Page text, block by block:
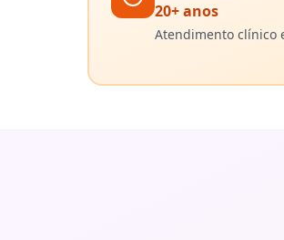
20+ anos
Atendimento clínico